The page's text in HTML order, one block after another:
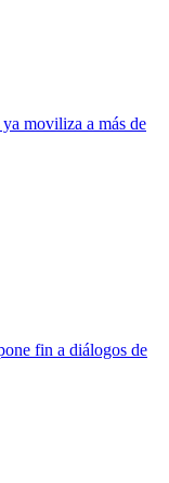
moviliza a más de
fin a diálogos de